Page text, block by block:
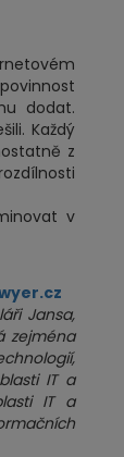
dodat.
Každý
z
v
Jansa,
zejména
IT a
IT a